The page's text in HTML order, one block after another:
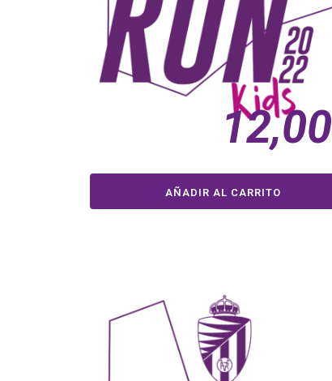
12,00
AÑADIR AL CARRITO